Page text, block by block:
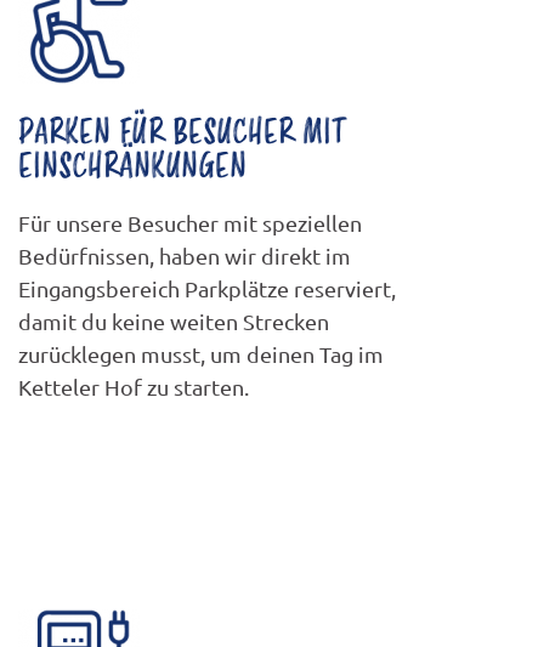
PARKEN FÜR BESUCHER MIT
EINSCHRÄNKUNGEN
Für unsere Besucher mit speziellen
Bedürfnissen, haben wir direkt im
Eingangsbereich Parkplätze reserviert,
damit du keine weiten Strecken
zurücklegen musst, um deinen Tag im
Ketteler Hof zu starten.